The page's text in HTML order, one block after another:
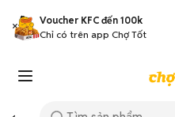
Voucher KFC đến 100k
Chỉ có trên app Chợ Tốt